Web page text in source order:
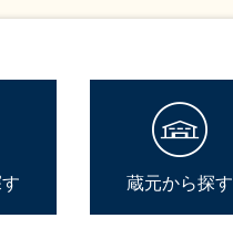
蔵元から探す